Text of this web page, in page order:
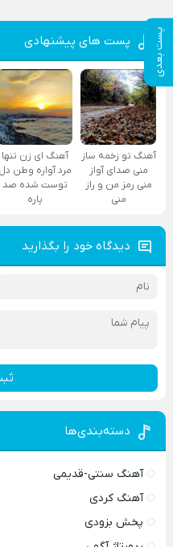
پست بعدی پست های پیشنهادی
آهنگ تو زخمه ساز
منی صدای آواز
منی رمز من و راز
منی
آهنگ ای زن تنها
مرد آواره وطن دل
توست شده صد
پاره
دیدگاه خود را بگذارید
دسته‌بندی‌ها
آهنگ سنتی-قدیمی
آهنگ کردی
پخش بزودی